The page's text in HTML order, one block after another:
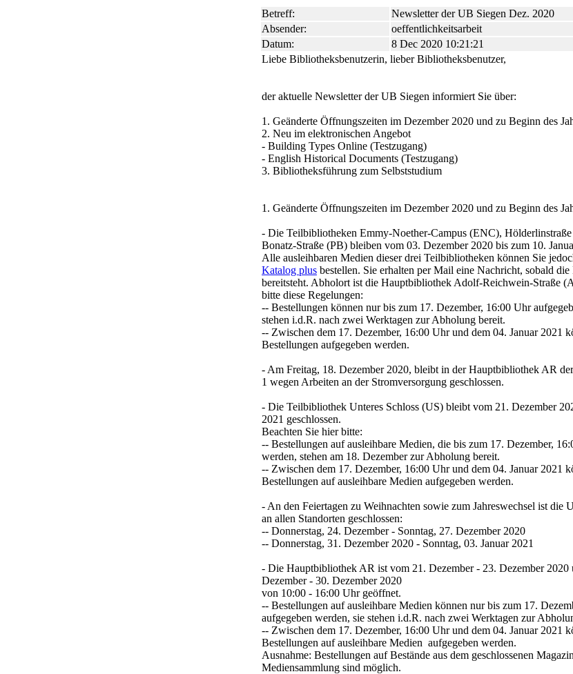
Betreff:
Newsletter der UB Siegen Dez. 2020
Absender:
oeffentlichkeitsarbeit
Datum:
8 Dec 2020 10:21:21
Liebe Bibliotheksbenutzerin, lieber Bibliotheksbenutzer,
der aktuelle Newsletter der UB Siegen informiert Sie über:
1. Geänderte Öffnungszeiten im Dezember 2020 und zu Beginn des
2. Neu im elektronischen Angebot
- Building Types Online (Testzugang)
- English Historical Documents (Testzugang)
3. Bibliotheksführung zum Selbststudium
1. Geänderte Öffnungszeiten im Dezember 2020 und zu Beginn des
- Die Teilbibliotheken Emmy-Noether-Campus (ENC),
Bonatz-Straße (PB) bleiben vom 03. Dezember 2020 bis zum 10.
Alle ausleihbaren Medien dieser drei Teilbibliotheken können Sie
Katalog plus bestellen. Sie erhalten per Mail eine Nachricht, sobald
bereitsteht. Abholort ist die Hauptbibliothek Adolf-Reichwein-Straße
bitte diese Regelungen:
-- Bestellungen können nur bis zum 17. Dezember, 16:00 Uhr
stehen i.d.R. nach zwei Werktagen zur Abholung bereit.
-- Zwischen dem 17. Dezember, 16:00 Uhr und dem 04. Januar 2021
Bestellungen aufgegeben werden.
- Am Freitag, 18. Dezember 2020, bleibt in der Hauptbibliothek AR
1 wegen Arbeiten an der Stromversorgung geschlossen.
- Die Teilbibliothek Unteres Schloss (US) bleibt vom 21. Dezember
2021 geschlossen.
Beachten Sie hier bitte:
-- Bestellungen auf ausleihbare Medien, die bis zum 17. Dezember,
werden, stehen am 18. Dezember zur Abholung bereit.
-- Zwischen dem 17. Dezember, 16:00 Uhr und dem 04. Januar 2021
Bestellungen auf ausleihbare Medien aufgegeben werden.
- An den Feiertagen zu Weihnachten sowie zum Jahreswechsel ist die
an allen Standorten geschlossen:
-- Donnerstag, 24. Dezember - Sonntag, 27. Dezember 2020
-- Donnerstag, 31. Dezember 2020 - Sonntag, 03. Januar 2021
- Die Hauptbibliothek AR ist vom 21. Dezember - 23. Dezember 2020
Dezember - 30. Dezember 2020
von 10:00 - 16:00 Uhr geöffnet.
-- Bestellungen auf ausleihbare Medien können nur bis zum 17.
aufgegeben werden, sie stehen i.d.R. nach zwei Werktagen zur
-- Zwischen dem 17. Dezember, 16:00 Uhr und dem 04. Januar 2021
Bestellungen auf ausleihbare Medien aufgegeben werden.
Ausnahme: Bestellungen auf Bestände aus dem geschlossenen
Mediensammlung sind möglich.